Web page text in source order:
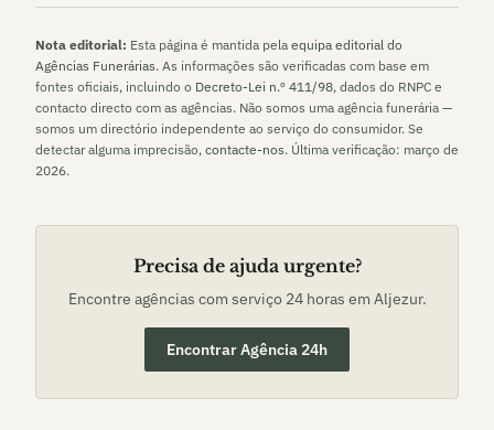
Nota editorial: Esta página é mantida pela equipa editorial do
Agências Funerárias. As informações são verificadas com base em
fontes oficiais, incluindo o Decreto-Lei n.º 411/98, dados do RNPC e
contacto directo com as agências. Não somos uma agência funerária —
somos um directório independente ao serviço do consumidor. Se
detectar alguma imprecisão, contacte-nos. Última verificação: março de
2026.
Precisa de ajuda urgente?
Encontre agências com serviço 24 horas em Aljezur.
Encontrar Agência 24h